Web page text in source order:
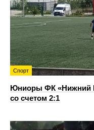
Спорт
Юниоры ФК «Нижний
со счетом 2:1